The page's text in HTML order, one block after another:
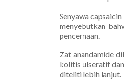
Senyawa
menyebutkan
pencernaan.
Zat anandamide
kolitis ulseratif
diteliti lebih lanjut.